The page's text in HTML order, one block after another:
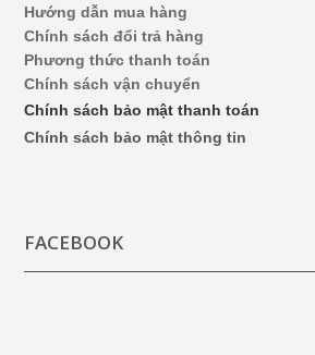
Hướng dẫn mua hàng
Chính sách đổi trả hàng
Phương thức thanh toán
Chính sách vận chuyển
Chính sách bảo mật thanh toán
Chính sách bảo mật thông tin
FACEBOOK